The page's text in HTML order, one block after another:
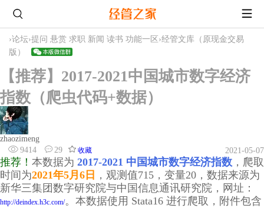
›论坛›提问 悬赏 求职 新闻 读书 功能一区 ›经管文库（原现金交易
版）
【推荐】2017-2021中国城市数字经济
指数（爬虫代码+数据）
zhaozimeng
9414
29 收藏 2021-05-07
推荐！ 本数据为 2017-2021 中国城市数字经济指数 ，爬取
时间为2021年5月6日 ，观测值715，变量20，数据来源为
新华三集团数字研究院与中国信息通讯研究院，网址：
http://deindex.h3c.com/。本数据使用 Stata16 进行爬取，附件包含